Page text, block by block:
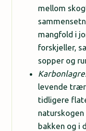
mellom
mangfold i
forskjeller,
sopper og
levende
tidligere
bakken og i